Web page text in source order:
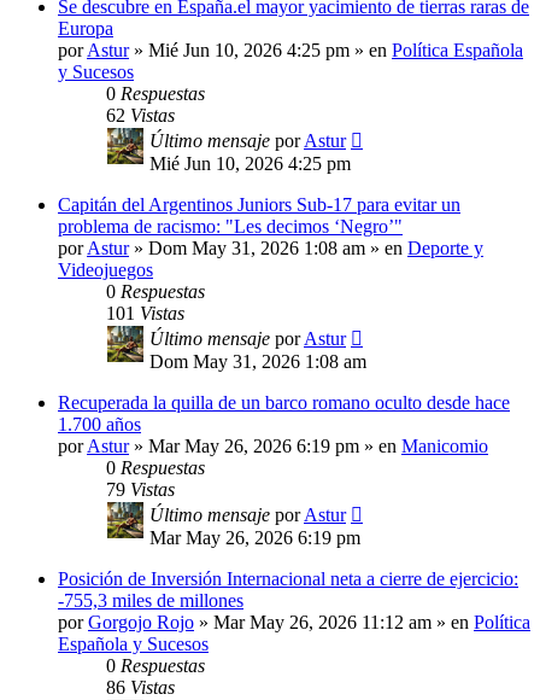
Se descubre en España.el mayor yacimiento de tierras raras de
Europa
porAstur» Mié Jun 10, 2026 4:25 pm » en Política Española
y Sucesos
0 Respuestas
62 Vistas
Último mensaje porAstur
Mié Jun 10, 2026 4:25 pm
Capitán del Argentinos Juniors Sub-17 para evitar un
problema de racismo: "Les decimos ‘Negro’"
porAstur» Dom May 31, 2026 1:08 am » en Deporte y
Videojuegos
0 Respuestas
101 Vistas
Último mensaje porAstur
Dom May 31, 2026 1:08 am
Recuperada la quilla de un barco romano oculto desde hace
1.700 años
porAstur» Mar May 26, 2026 6:19 pm » en Manicomio
0 Respuestas
79 Vistas
Último mensaje porAstur
Mar May 26, 2026 6:19 pm
Posición de Inversión Internacional neta a cierre de ejercicio:
-755,3 miles de millones
porGorgojo Rojo » Mar May 26, 2026 11:12 am » en Política
Española y Sucesos
0 Respuestas
86 Vistas